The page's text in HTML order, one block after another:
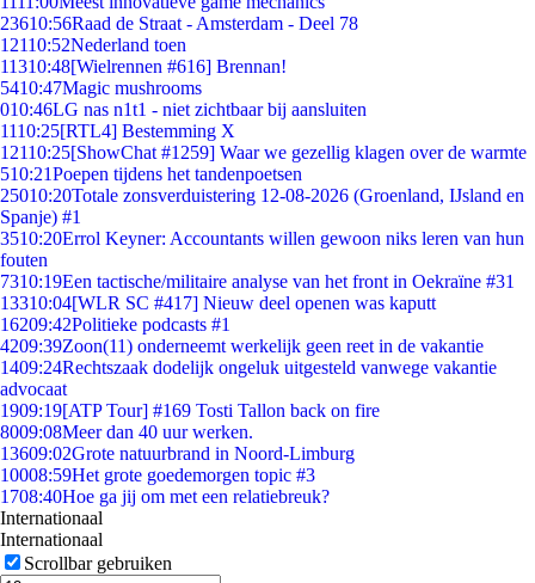
23610:56Raad de Straat - Amsterdam - Deel 78
12110:52Nederland toen
11310:48[Wielrennen #616] Brennan!
5410:47Magic mushrooms
010:46LG nas n1t1 - niet zichtbaar bij aansluiten
1110:25[RTL4] Bestemming X
12110:25[ShowChat #1259] Waar we gezellig klagen over de warmte
510:21Poepen tijdens het tandenpoetsen
25010:20Totale zonsverduistering 12-08-2026 (Groenland, IJsland en
Spanje) #1
3510:20Errol Keyner: Accountants willen gewoon niks leren van hun
fouten
7310:19Een tactische/militaire analyse van het front in Oekraïne #31
13310:04[WLR SC #417] Nieuw deel openen was kaputt
16209:42Politieke podcasts #1
4209:39Zoon(11) onderneemt werkelijk geen reet in de vakantie
1409:24Rechtszaak dodelijk ongeluk uitgesteld vanwege vakantie
advocaat
1909:19[ATP Tour] #169 Tosti Tallon back on fire
8009:08Meer dan 40 uur werken.
13609:02Grote natuurbrand in Noord-Limburg
10008:59Het grote goedemorgen topic #3
1708:40Hoe ga jij om met een relatiebreuk?
Internationaal
Internationaal
Scrollbar gebruiken